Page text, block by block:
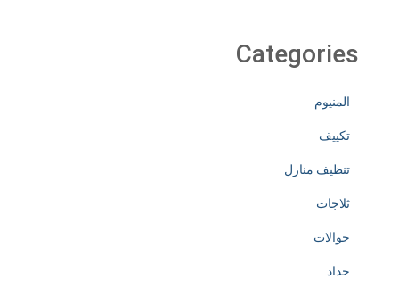
Categories
المنيوم
تكييف
تنظيف منازل
ثلاجات
جوالات
حداد